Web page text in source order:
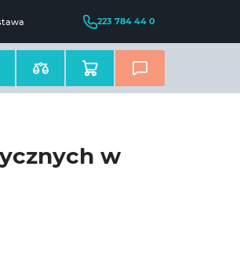
223 784 44 0
w